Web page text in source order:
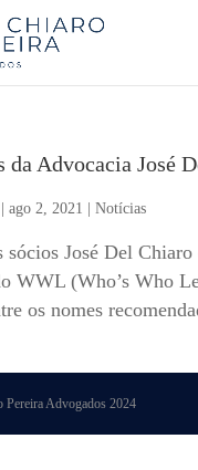
da Advocacia José
|ago 2, 2021 |Notícias
sócios José Del
WWL (Who’s Who
os nomes
Pereira Advogados 2024